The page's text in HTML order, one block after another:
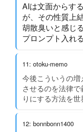
AIは文面からす
が、その性質上
胡散臭いと感じ
プロンプト入れる
11: otoku-memo
今後こういうの
させるのを法律
りにする方法を世
12: bonnbonn1400